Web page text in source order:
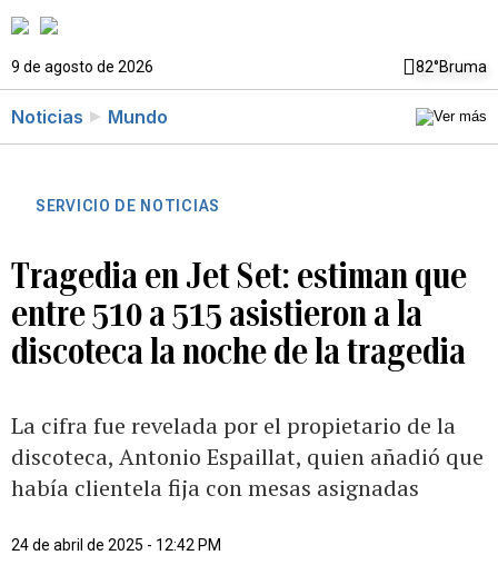
9 de agosto de 2026 82°Bruma
Noticias Mundo
SERVICIO DE NOTICIAS
Tragedia en Jet Set: estiman que
entre 510 a 515 asistieron a la
discoteca la noche de la tragedia
La cifra fue revelada por el propietario de la
discoteca, Antonio Espaillat, quien añadió que
había clientela fija con mesas asignadas
24 de abril de 2025 - 12:42 PM